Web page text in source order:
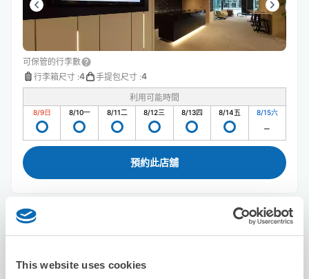
This website uses cookies
可保管的行李數
行李箱尺寸 :4 手提包尺寸 :4
利用可能時間
8/9日 8/10一 8/11二 8/12三 8/13四 8/14五 8/15六
預約此店舖
Seven-Eleven DR Tokyo Kyobashi
从Kyobashi站步行1分钟。